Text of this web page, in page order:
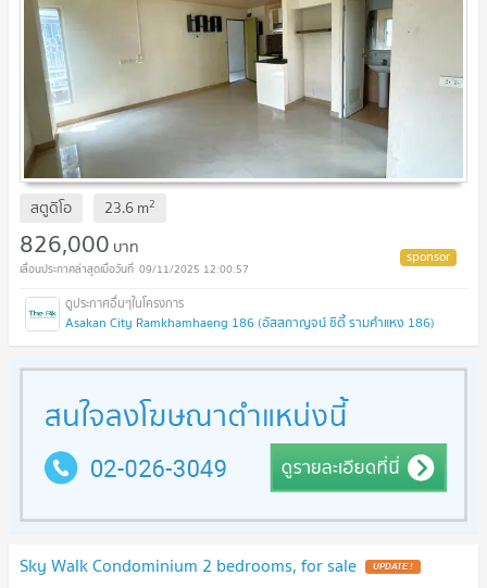
สตูดิโอ 23.6m2
826,000 บาท
09/11/2025 12:00:57
Asakan City Ramkhamhaeng 186 (อัสสกาญจน์ ซิตี้ รามคำแหง 186)
Sky Walk Condominium 2 bedrooms, for sale UPDATE !